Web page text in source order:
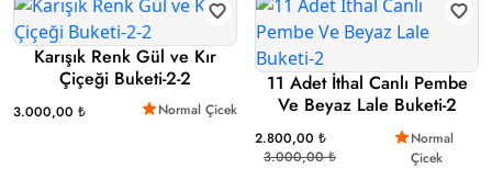
Karışık Renk Gül ve Kır
Çiçeği Buketi-2-2
3.000,00 ₺ Normal Çicek
11 Adet İthal Canlı Pembe
Ve Beyaz Lale Buketi-2
2.800,00 ₺
3.000,00 ₺
Normal
Çicek